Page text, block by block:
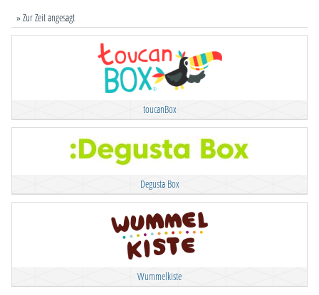
» Zur Zeit angesagt
toucanBox
Degusta Box
Wummelkiste